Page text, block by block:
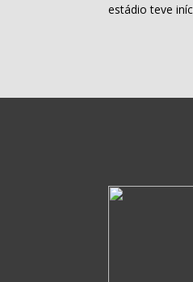
estádio teve